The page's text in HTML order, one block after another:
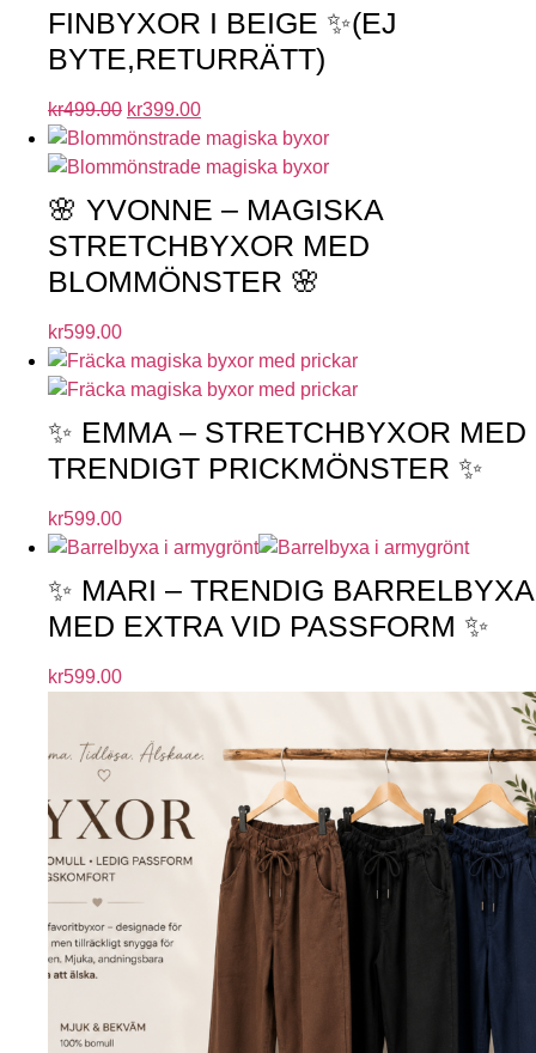
FINBYXOR I BEIGE ✨(EJ
BYTE,RETURRÄTT)
kr499.00 kr399.00
🌸 YVONNE – MAGISKA
STRETCHBYXOR MED
BLOMMÖNSTER 🌸
kr599.00
✨ EMMA – STRETCHBYXOR MED
TRENDIGT PRICKMÖNSTER ✨
kr599.00
✨ MARI – TRENDIG BARRELBYXA
MED EXTRA VID PASSFORM ✨
kr599.00